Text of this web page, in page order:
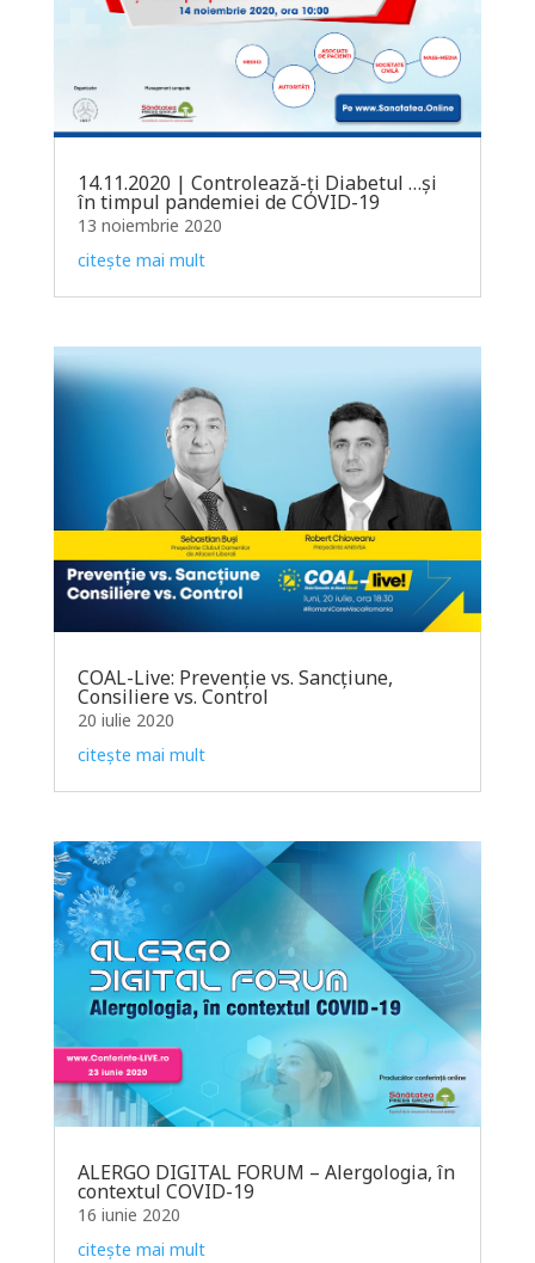
14.11.2020 | Controlează-ți Diabetul …și
în timpul pandemiei de COVID-19
13 noiembrie 2020
citește mai mult
COAL-Live: Prevenție vs. Sancțiune,
Consiliere vs. Control
20 iulie 2020
citește mai mult
ALERGO DIGITAL FORUM – Alergologia, în
contextul COVID-19
16 iunie 2020
citește mai mult